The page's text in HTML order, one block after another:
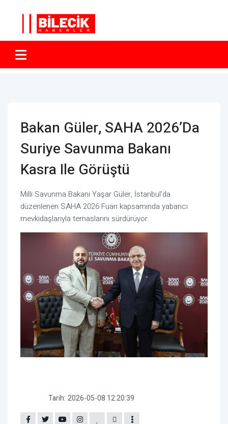
Bakan Güler, SAHA 2026’da
Suriye Savunma Bakanı
Kasra Ile Görüştü
Milli Savunma Bakanı Yaşar Güler, İstanbul’da
düzenlenen SAHA 2026 Fuarı kapsamında yabancı
mevkidaşlarıyla temaslarını sürdürüyor.
Tarih: 2026-05-08 12:20:39